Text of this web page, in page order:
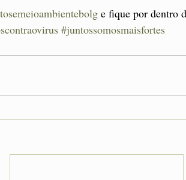
e fique por dentro
#juntossomosmaisfortes